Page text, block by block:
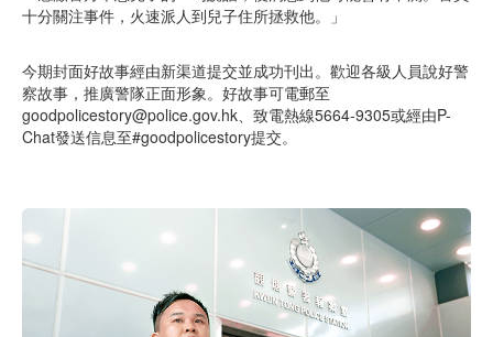
十分關注事件，火速派人到兒子住所拯救他。」
今期封面好故事經由新渠道提交並成功刊出。歡迎各級人員說好警
察故事，推廣警隊正面形象。好故事可電郵至
goodpolicestory@police.gov.hk、致電熱線5664-9305或經由P-
Chat發送信息至#goodpolicestory提交。